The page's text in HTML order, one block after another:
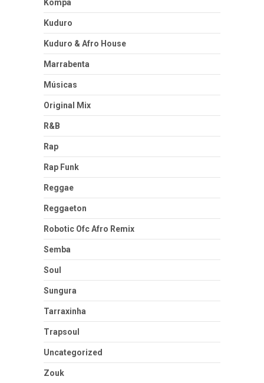
Kompa
Kuduro
Kuduro & Afro House
Marrabenta
Músicas
Original Mix
R&B
Rap
Rap Funk
Reggae
Reggaeton
Robotic Ofc Afro Remix
Semba
Soul
Sungura
Tarraxinha
Trapsoul
Uncategorized
Zouk